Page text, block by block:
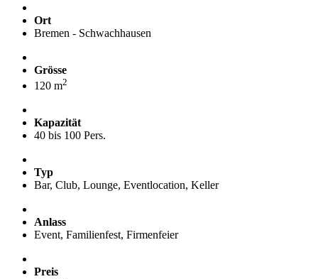
Ort
Bremen - Schwachhausen
Grösse
120 m2
Kapazität
40 bis 100 Pers.
Typ
Bar, Club, Lounge, Eventlocation, Keller
Anlass
Event, Familienfest, Firmenfeier
Preis